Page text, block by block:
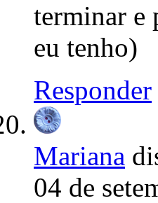
terminar e
eu tenho)
Responder
Mariana
04 de